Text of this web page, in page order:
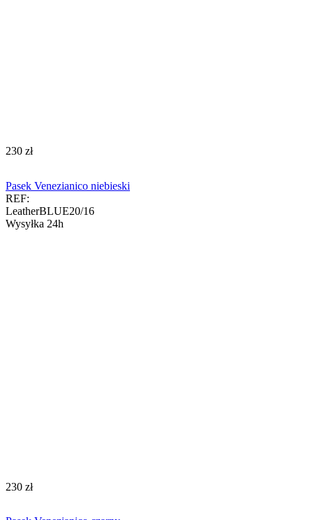
‍230‍ zł
Pasek Venezianico niebieski
REF:
LeatherBLUE20/16
Wysyłka 24h
‍230‍ zł